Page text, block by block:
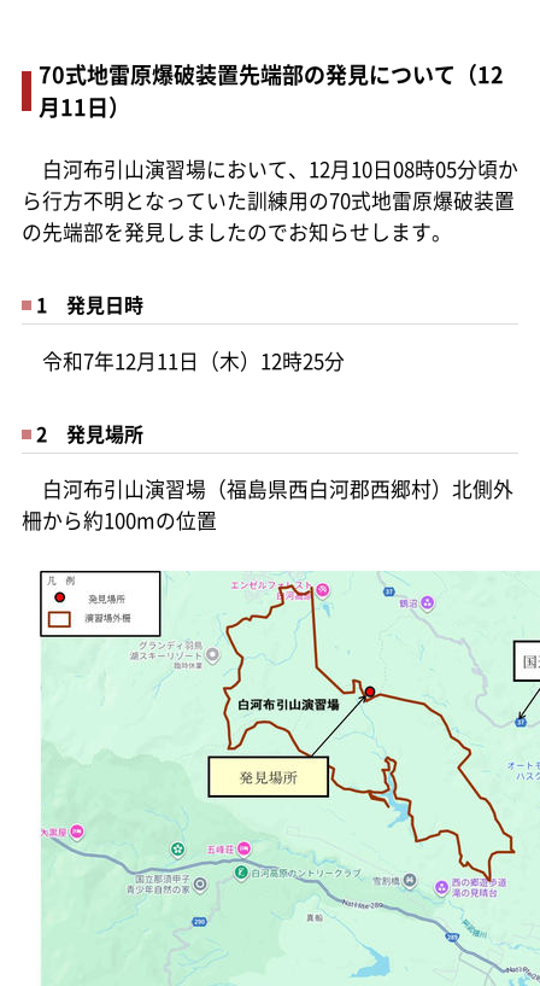
70式地雷原爆破装置先端部の発見について（12
月11日）
白河布引山演習場において、12月10日08時05分頃か
ら行方不明となっていた訓練用の70式地雷原爆破装置
の先端部を発見しましたのでお知らせします。
1 発見日時
令和7年12月11日（木）12時25分
2 発見場所
白河布引山演習場（福島県西白河郡西郷村）北側外
柵から約100mの位置